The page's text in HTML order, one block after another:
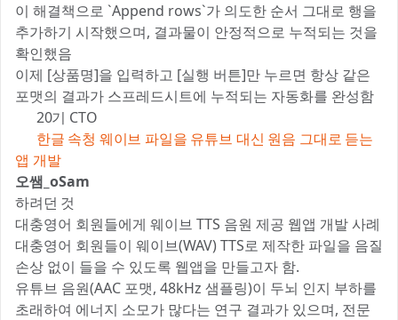
이 해결책으로 `Append rows`가 의도한 순서 그대로 행을
추가하기 시작했으며, 결과물이 안정적으로 누적되는 것을
확인했음
이제 [상품명]을 입력하고 [실행 버튼]만 누르면 항상 같은
포맷의 결과가 스프레드시트에 누적되는 자동화를 완성함
📚 20기 CTO
한글 속청 웨이브 파일을 유튜브 대신 원음 그대로 듣는
앱 개발
오쌤_oSam
하려던 것 📝
대충영어 회원들에게 웨이브 TTS 음원 제공 웹앱 개발 사례
대충영어 회원들이 웨이브(WAV) TTS로 제작한 파일을 음질
손상 없이 들을 수 있도록 웹앱을 만들고자 함.
유튜브 음원(AAC 포맷, 48kHz 샘플링)이 두뇌 인지 부하를
초래하여 에너지 소모가 많다는 연구 결과가 있으며, 전문